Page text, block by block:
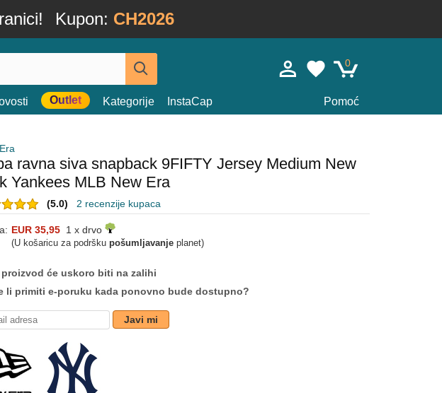
Kupon: CH2026
0
Outlet Kategorije InstaCap Pomoć
ravna siva snapback 9FIFTY Jersey Medium New
Yankees MLB New Era
(5.0) 2 recenzije kupaca
EUR 35,95 1 x drvo
(U košaricu za podršku pošumljavanje planet)
proizvod će uskoro biti na zalihi
li primiti e-poruku kada ponovno bude dostupno?
Javi mi